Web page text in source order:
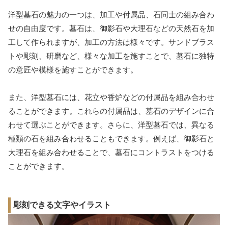
洋型墓石の魅力の一つは、加工や付属品、石同士の組み合わ
せの自由度です。墓石は、御影石や大理石などの天然石を加
工して作られますが、加工の方法は様々です。サンドブラス
トや彫刻、研磨など、様々な加工を施すことで、墓石に独特
の意匠や模様を施すことができます。
また、洋型墓石には、花立や香炉などの付属品を組み合わせ
ることができます。これらの付属品は、墓石のデザインに合
わせて選ぶことができます。さらに、洋型墓石では、異なる
種類の石を組み合わせることもできます。例えば、御影石と
大理石を組み合わせることで、墓石にコントラストをつける
ことができます。
彫刻できる文字やイラスト